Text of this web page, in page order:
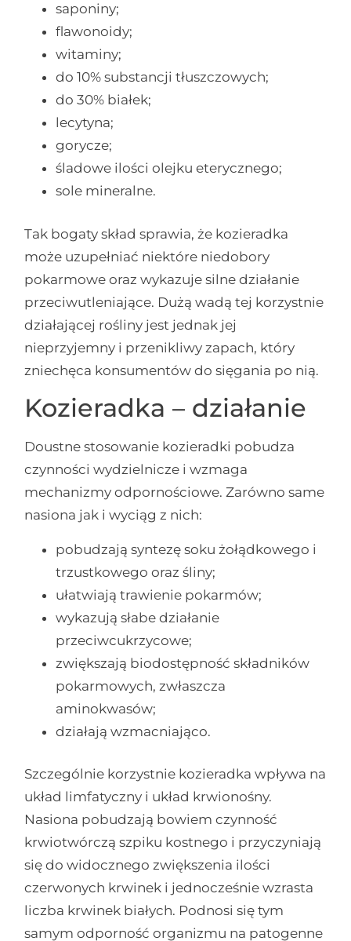
saponiny;
flawonoidy;
witaminy;
do 10% substancji tłuszczowych;
do 30% białek;
lecytyna;
gorycze;
śladowe ilości olejku eterycznego;
sole mineralne.
Tak bogaty skład sprawia, że kozieradka
może uzupełniać niektóre niedobory
pokarmowe oraz wykazuje silne działanie
przeciwutleniające. Dużą wadą tej korzystnie
działającej rośliny jest jednak jej
nieprzyjemny i przenikliwy zapach, który
zniechęca konsumentów do sięgania po nią.
Kozieradka – działanie
Doustne stosowanie kozieradki pobudza
czynności wydzielnicze i wzmaga
mechanizmy odpornościowe. Zarówno same
nasiona jak i wyciąg z nich:
pobudzają syntezę soku żołądkowego i
trzustkowego oraz śliny;
ułatwiają trawienie pokarmów;
wykazują słabe działanie
przeciwcukrzycowe;
zwiększają biodostępność składników
pokarmowych, zwłaszcza
aminokwasów;
działają wzmacniająco.
Szczególnie korzystnie kozieradka wpływa na
układ limfatyczny i układ krwionośny.
Nasiona pobudzają bowiem czynność
krwiotwórczą szpiku kostnego i przyczyniają
się do widocznego zwiększenia ilości
czerwonych krwinek i jednocześnie wzrasta
liczba krwinek białych. Podnosi się tym
samym odporność organizmu na patogenne